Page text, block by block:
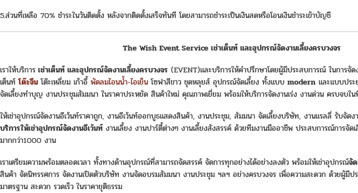
5.ส่วนที่เหลือ 70% ชำระในวันติดตั้ง หลังจากติดตั้งเสร็จทันที โดยสามารถชำระเป็นเงินสดหรือโอนเงินชำระเข้าบัญชี
The Wish Event Service เช่าเต็นท์ และอุปกรณ์จัดงานเลี้ยงครบวงจร
เราให้บริการ เช่าเต็นท์ และอุปกรณ์จัดงานเลี้ยงครบวงจร (EVENT)และบริการให้คำปรึกษาโดยผู้มีประสบการณ์ ในการ
เต็นท์โต๊ะจีน โต๊ะเหลี่ยม เก้าอี้ พัดลมไอนน้ำ-ไอเย็น โซฟาสีขาว ชุดหลุยส์ อุปกรณ์จัดเลี้ยง ทั้งแบบ modern และแบบปร
จัดเลี้ยงทำบุญ งานประชุมสัมมนา ในราคาประหยัด สินค้าใหม่ คุณภาพเยี่ยม พร้อมให้บริการจัดงานเร่ง งานด่วน ครบจบใ
ให้เช่าอุปกรณ์จัดงานอีเว้นท์ราคาถูก, งานอีเว้นท์ออกบูธแสดงสินค้า, งานประชุม, สัมมนา จัดเลี้ยงบริษัท, งานแรลลี่ รับจัดง
บริการให้เช่าอุปกรณ์จัดงานอีเว้นท์ งานเลี้ยง งานปาร์ตี้ต่างๆ งานเลี้ยงสังสรรค์ ด้วยทีมงานมืออาชีพ ประสบการณ์การจัด
มากกว่า1000 งาน
เราเตรียมความพร้อมตลอดเวลา ทั้งทางด้านอุปกรณ์ที่สามารถจัดสรรค์ จัดการทุกอย่างได้อย่างลงตัว พร้อมให้เช่าอุปกรณ์จั
สินค้า จัดนิทรรศการ จัดงานเปิดตัวบริษัท งานจัดอบรมสัมมนา งานประชุม ฯลฯ อย่างครบวงจร เพื่อความสะดวก ด้วยผู้มี
มาตรฐาน สะดวก รวดเร็ว ในราคายุติธรรม